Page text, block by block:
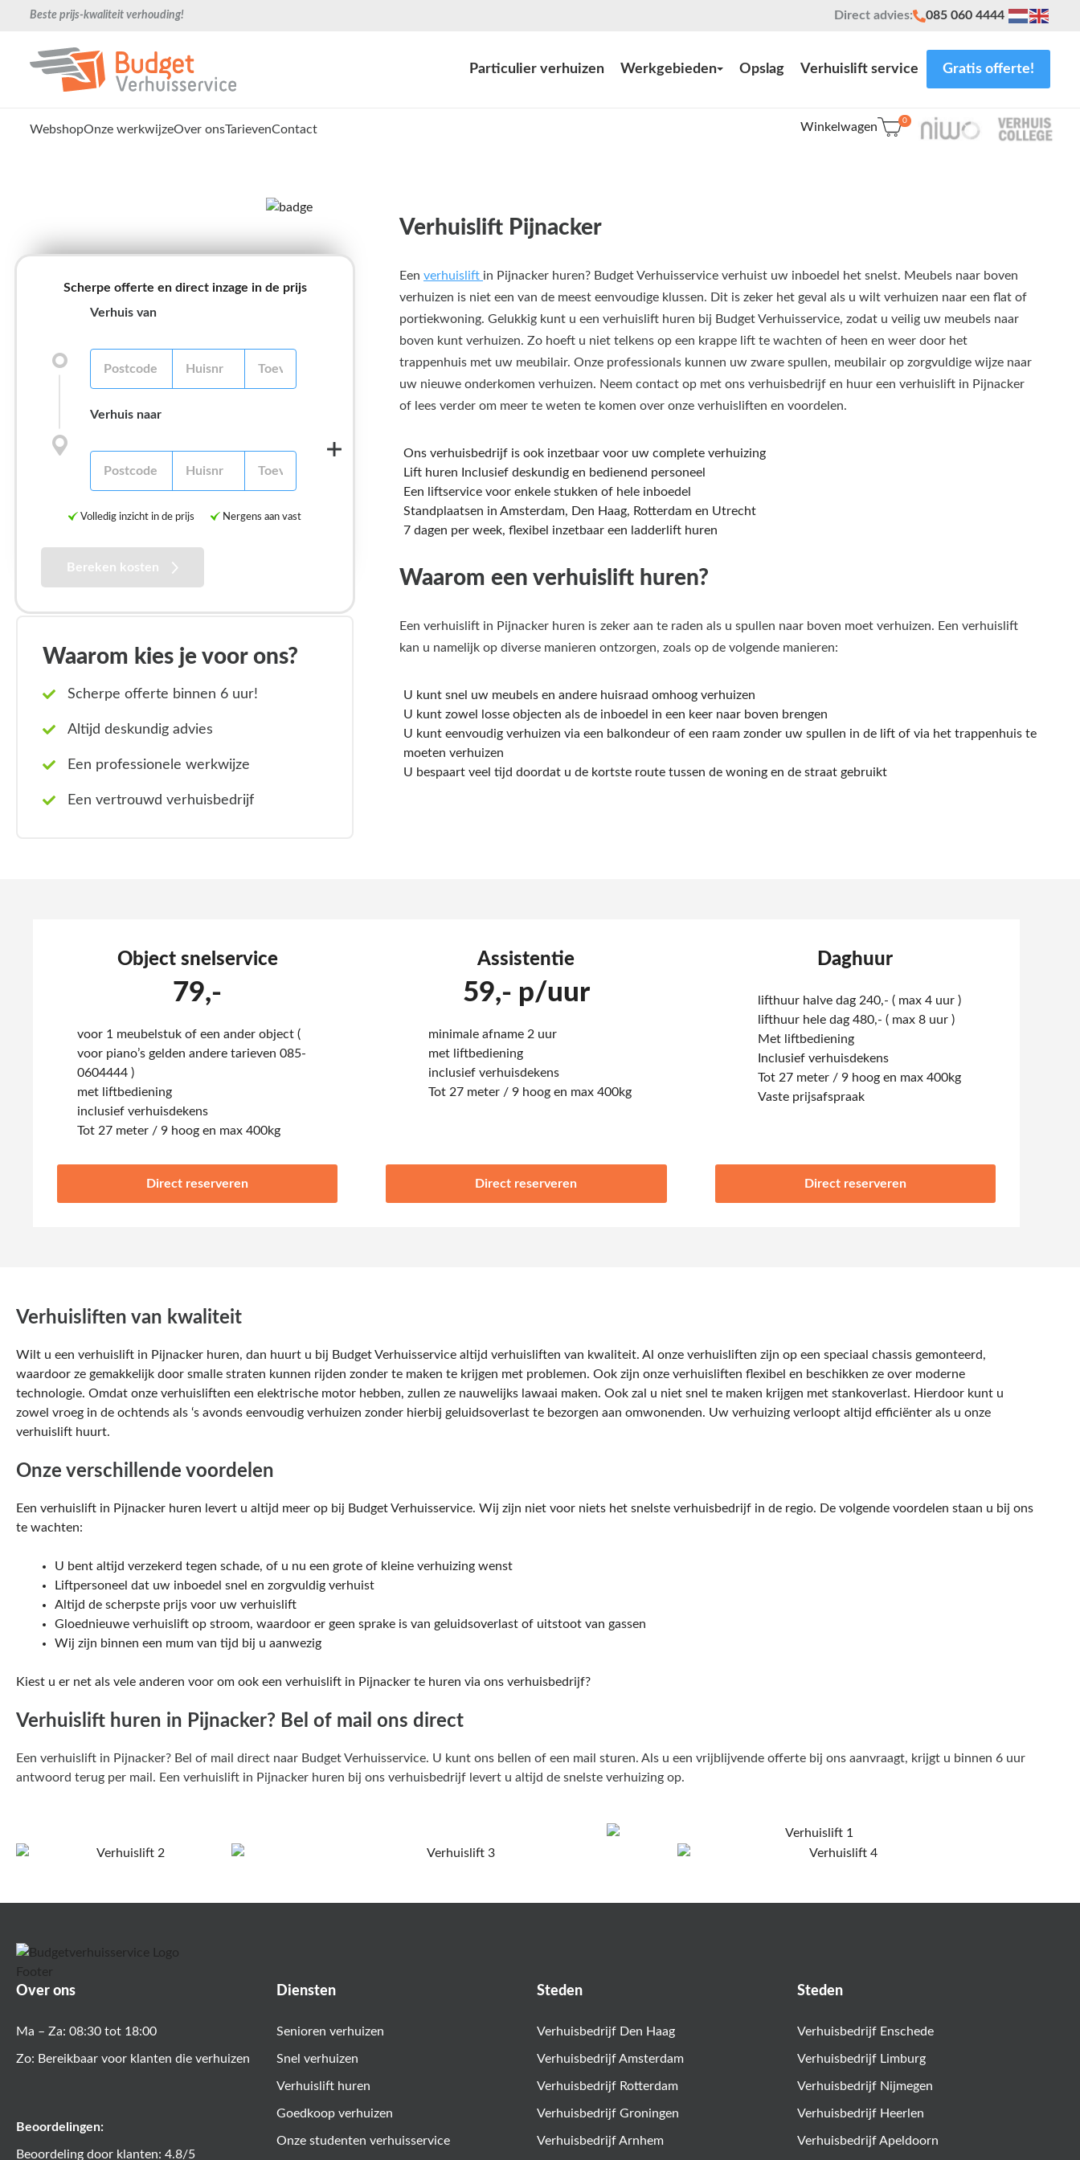
Beste prijs-kwaliteit verhouding! Direct advies: 085 060 4444
Particulier verhuizen Werkgebieden Opslag Verhuislift service Gratis offerte!
WebshopOnze werkwijzeOver onsTarievenContact Winkelwagen 0
Scherpe offerte en direct inzage in de prijs
Verhuis van
Verhuis naar
Volledig inzicht in de prijs Nergens aan vast
Bereken kosten
Waarom kies je voor ons?
Scherpe offerte binnen 6 uur!
Altijd deskundig advies
Een professionele werkwijze
Een vertrouwd verhuisbedrijf
Verhuislift Pijnacker
Een verhuislift in Pijnacker huren? Budget Verhuisservice verhuist uw inboedel het snelst. Meubels naar boven
verhuizen is niet een van de meest eenvoudige klussen. Dit is zeker het geval als u wilt verhuizen naar een flat of
portiekwoning. Gelukkig kunt u een verhuislift huren bij Budget Verhuisservice, zodat u veilig uw meubels naar
boven kunt verhuizen. Zo hoeft u niet telkens op een krappe lift te wachten of heen en weer door het
trappenhuis met uw meubilair. Onze professionals kunnen uw zware spullen, meubilair op zorgvuldige wijze naar
uw nieuwe onderkomen verhuizen. Neem contact op met ons verhuisbedrijf en huur een verhuislift in Pijnacker
of lees verder om meer te weten te komen over onze verhuisliften en voordelen.
Ons verhuisbedrijf is ook inzetbaar voor uw complete verhuizing
Lift huren Inclusief deskundig en bedienend personeel
Een liftservice voor enkele stukken of hele inboedel
Standplaatsen in Amsterdam, Den Haag, Rotterdam en Utrecht
7 dagen per week, flexibel inzetbaar een ladderlift huren
Waarom een verhuislift huren?
Een verhuislift in Pijnacker huren is zeker aan te raden als u spullen naar boven moet verhuizen. Een verhuislift
kan u namelijk op diverse manieren ontzorgen, zoals op de volgende manieren:
U kunt snel uw meubels en andere huisraad omhoog verhuizen
U kunt zowel losse objecten als de inboedel in een keer naar boven brengen
U kunt eenvoudig verhuizen via een balkondeur of een raam zonder uw spullen in de lift of via het trappenhuis te
moeten verhuizen
U bespaart veel tijd doordat u de kortste route tussen de woning en de straat gebruikt
Object snelservice
79,-
voor 1 meubelstuk of een ander object (
voor piano’s gelden andere tarieven 085-
0604444 )
met liftbediening
inclusief verhuisdekens
Tot 27 meter / 9 hoog en max 400kg
Direct reserveren
Assistentie
59,- p/uur
minimale afname 2 uur
met liftbediening
inclusief verhuisdekens
Tot 27 meter / 9 hoog en max 400kg
Direct reserveren
Daghuur
lifthuur halve dag 240,- ( max 4 uur )
lifthuur hele dag 480,- ( max 8 uur )
Met liftbediening
Inclusief verhuisdekens
Tot 27 meter / 9 hoog en max 400kg
Vaste prijsafspraak
Direct reserveren
Verhuisliften van kwaliteit
Wilt u een verhuislift in Pijnacker huren, dan huurt u bij Budget Verhuisservice altijd verhuisliften van kwaliteit. Al onze verhuisliften zijn op een speciaal chassis gemonteerd,
waardoor ze gemakkelijk door smalle straten kunnen rijden zonder te maken te krijgen met problemen. Ook zijn onze verhuisliften flexibel en beschikken ze over moderne
technologie. Omdat onze verhuisliften een elektrische motor hebben, zullen ze nauwelijks lawaai maken. Ook zal u niet snel te maken krijgen met stankoverlast. Hierdoor kunt u
zowel vroeg in de ochtends als ‘s avonds eenvoudig verhuizen zonder hierbij geluidsoverlast te bezorgen aan omwonenden. Uw verhuizing verloopt altijd efficiënter als u onze
verhuislift huurt.
Onze verschillende voordelen
Een verhuislift in Pijnacker huren levert u altijd meer op bij Budget Verhuisservice. Wij zijn niet voor niets het snelste verhuisbedrijf in de regio. De volgende voordelen staan u bij ons
te wachten:
U bent altijd verzekerd tegen schade, of u nu een grote of kleine verhuizing wenst
Liftpersoneel dat uw inboedel snel en zorgvuldig verhuist
Altijd de scherpste prijs voor uw verhuislift
Gloednieuwe verhuislift op stroom, waardoor er geen sprake is van geluidsoverlast of uitstoot van gassen
Wij zijn binnen een mum van tijd bij u aanwezig
Kiest u er net als vele anderen voor om ook een verhuislift in Pijnacker te huren via ons verhuisbedrijf?
Verhuislift huren in Pijnacker? Bel of mail ons direct
Een verhuislift in Pijnacker? Bel of mail direct naar Budget Verhuisservice. U kunt ons bellen of een mail sturen. Als u een vrijblijvende offerte bij ons aanvraagt, krijgt u binnen 6 uur
antwoord terug per mail. Een verhuislift in Pijnacker huren bij ons verhuisbedrijf levert u altijd de snelste verhuizing op.
Over ons
Ma – Za: 08:30 tot 18:00
Zo: Bereikbaar voor klanten die verhuizen
Beoordelingen:
Beoordeling door klanten: 4.8/5
Diensten
Senioren verhuizen
Snel verhuizen
Verhuislift huren
Goedkoop verhuizen
Onze studenten verhuisservice
Steden
Verhuisbedrijf Den Haag
Verhuisbedrijf Amsterdam
Verhuisbedrijf Rotterdam
Verhuisbedrijf Groningen
Verhuisbedrijf Arnhem
Steden
Verhuisbedrijf Enschede
Verhuisbedrijf Limburg
Verhuisbedrijf Nijmegen
Verhuisbedrijf Heerlen
Verhuisbedrijf Apeldoorn